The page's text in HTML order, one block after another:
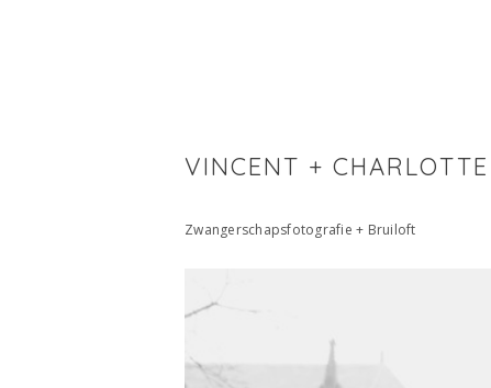
VINCENT + CHARLOTTE
Zwangerschapsfotografie + Bruiloft